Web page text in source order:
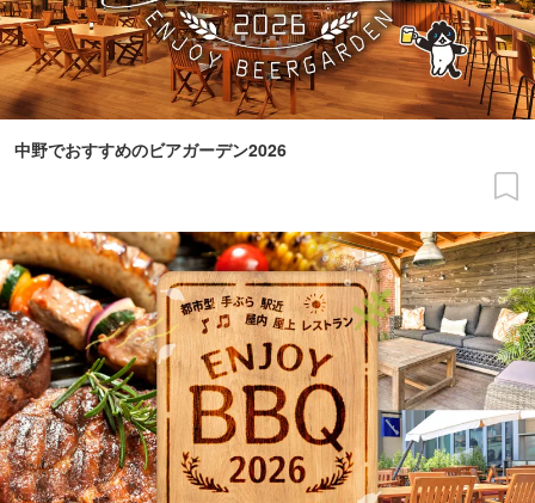
中野でおすすめのビアガーデン2026